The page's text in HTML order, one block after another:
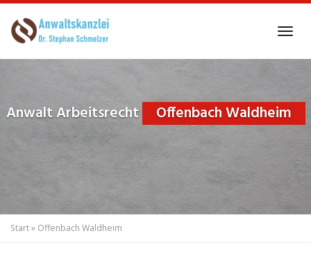
to
Anwalt Arbeitsrecht Offenbach Waldheim
Start» Offenbach Waldheim